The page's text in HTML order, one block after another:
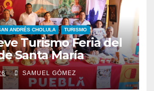
ANDRÉS CHOLULA TURISMO
Turismo Feria del
Santa María
SAMUEL GÓMEZ